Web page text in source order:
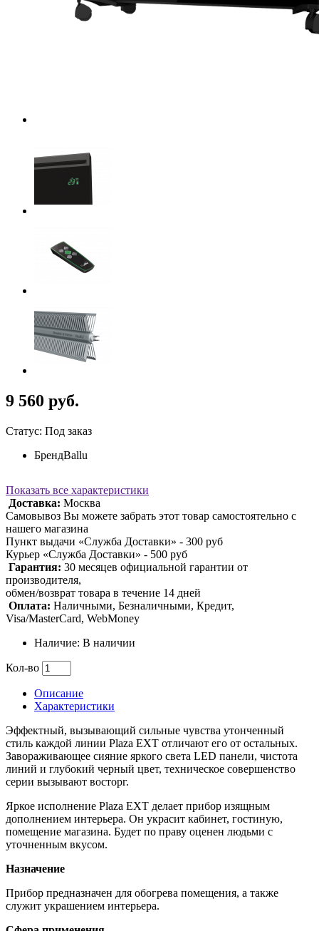
9 560 руб.
Статус: Под заказ
БрендBallu
Показать все характеристики
Доставка: Москва
Самовывоз Вы можете забрать этот товар самостоятельно с
нашего магазина
Пункт выдачи «Служба Доставки» - 300 руб
Курьер «Служба Доставки» - 500 руб
Гарантия: 30 месяцев официальной гарантии от
производителя,
обмен/возврат товара в течение 14 дней
Оплата: Наличными, Безналичными, Кредит,
Visa/MasterCard, WebMoney
Наличие: В наличии
Кол-во
Описание
Характеристики
Эффектный, вызывающий сильные чувства утонченный
стиль каждой линии Plaza EXT отличают его от остальных.
Завораживающее сияние яркого света LED панели, чистота
линий и глубокий черный цвет, техническое совершенство
серии вызывают восторг.
Яркое исполнение Plaza EXT делает прибор изящным
дополнением интерьера. Он украсит кабинет, гостиную,
помещение магазина. Будет по праву оценен людьми с
уточненным вкусом.
Назначение
Прибор предназначен для обогрева помещения, а также
служит украшением интерьера.